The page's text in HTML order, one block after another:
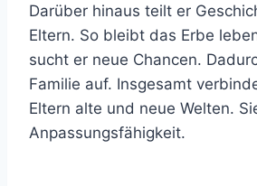
Darüber hinaus teilt er
Eltern. So bleibt das Erbe
sucht er neue Chancen.
Familie auf. Insgesamt
Eltern alte und neue Welten.
Anpassungsfähigkeit.